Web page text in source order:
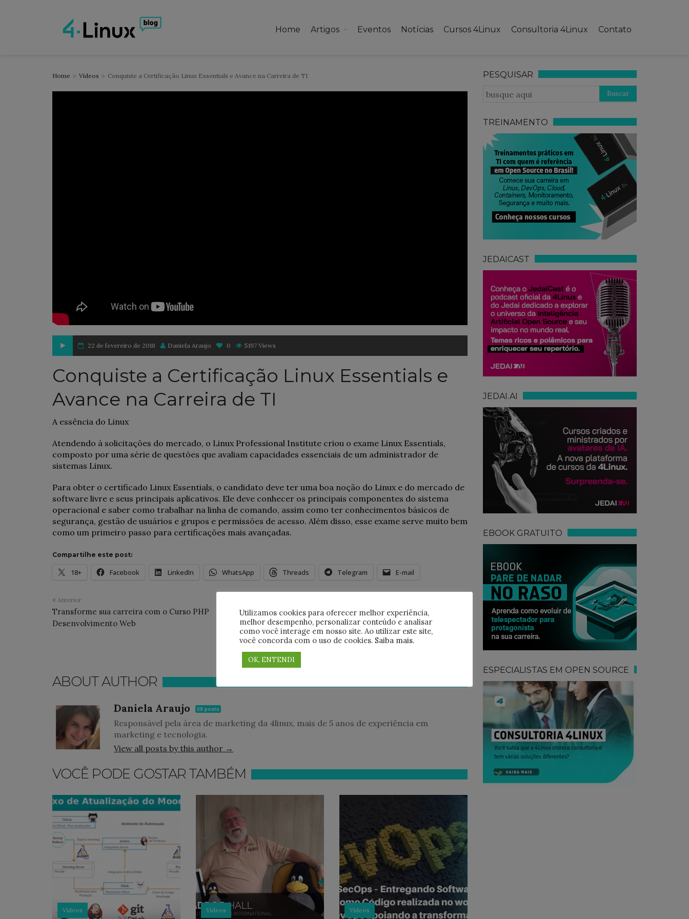
Home Artigos Eventos Notícias Cursos 4Linux Consultoria 4Linux Contato
Home Vídeos Conquiste a Certificação Linux Essentials e Avance na Carreira de TI
22 de fevereiro de 2018 Daniela Araujo 0 5197 Views
Conquiste a Certificação Linux Essentials e
Avance na Carreira de TI
A essência do Linux
Atendendo à solicitações do mercado, o Linux Professional Institute criou o exame Linux Essentials,
composto por uma série de questões que avaliam capacidades essenciais de um administrador de
sistemas Linux.
Para obter o certificado Linux Essentials, o candidato deve ter uma boa noção do Linux e do mercado de
software livre e seus principais aplicativos. Ele deve conhecer os principais componentes do sistema
operacional e saber como trabalhar na linha de comando, assim como ter conhecimentos básicos de
segurança, gestão de usuários e grupos e permissões de acesso. Além disso, esse exame serve muito bem
como um primeiro passo para certificações mais avançadas.
Compartilhe este post:
18+ Facebook LinkedIn WhatsApp Threads Telegram E-mail
Anterior
Transforme sua carreira com o Curso PHP
Desenvolvimento Web
Desvendando o Mundo do Desenvolvimento Front-
End: HTML, CSS e JavaScript
ABOUT AUTHOR
Daniela Araujo 58 posts
Responsável pela área de marketing da 4linux, mais de 5 anos de experiência em
marketing e tecnologia.
View all posts by this author →
VOCÊ PODE GOSTAR TAMBÉM
Vídeos Vídeos Vídeos
PESQUISAR
TREINAMENTO
JEDAICAST
JEDAI.AI
EBOOK GRATUITO
ESPECIALISTAS EM OPEN SOURCE
Utilizamos cookies para oferecer melhor experiência,
melhor desempenho, personalizar conteúdo e analisar
como você interage em nosso site. Ao utilizar este site,
você concorda com o uso de cookies. Saiba mais.
OK, ENTENDI